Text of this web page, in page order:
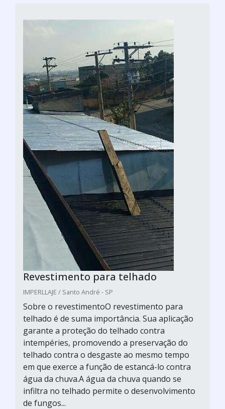
Revestimento para telhado
IMPERLLAJE / Santo André - SP
Sobre o revestimentoO revestimento para
telhado é de suma importância. Sua aplicação
garante a proteção do telhado contra
intempéries, promovendo a preservação do
telhado contra o desgaste ao mesmo tempo
em que exerce a função de estancá-lo contra
água da chuva.A água da chuva quando se
infiltra no telhado permite o desenvolvimento
de fungos...